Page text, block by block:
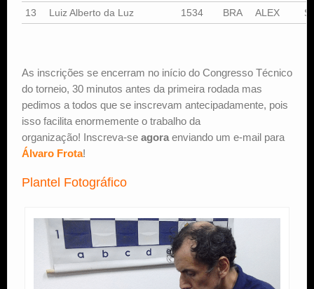
13
Luiz Alberto da Luz 1534 BRA ALEX
As inscrições se encerram no início do Congresso Técnico
do torneio, 30 minutos antes da primeira rodada mas
pedimos a todos que se inscrevam antecipadamente, pois
isso facilita enormemente o trabalho da
organização! Inscreva-se agora enviando um e-mail para
Álvaro Frota!
Plantel Fotográfico